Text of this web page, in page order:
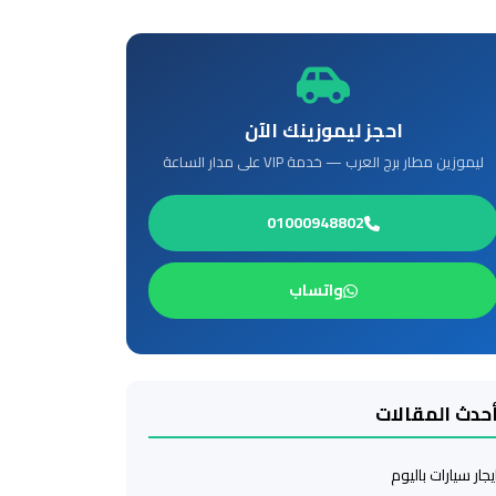
احجز ليموزينك الآن
ليموزين مطار برج العرب — خدمة VIP على مدار الساعة
01000948802
واتساب
المقالات
سيارات باليوم